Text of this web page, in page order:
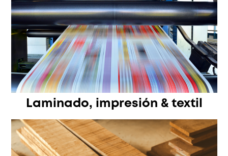
Laminado, impresión & textil